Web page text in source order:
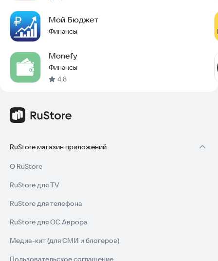
Мой Бюджет
Финансы
Monefy
Финансы
4,8
RuStore магазин приложений
О RuStore
RuStore для TV
RuStore для телефона
RuStore для ОС Аврора
Медиа-кит (для СМИ и блогеров)
Пользовательское соглашение